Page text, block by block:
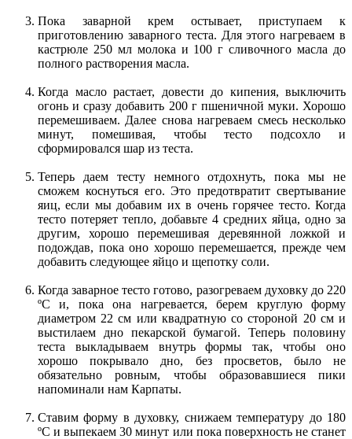
Пока заварной крем остывает, приступаем к
приготовлению заварного теста. Для этого нагреваем в
кастрюле 250 мл молока и 100 г сливочного масла до
полного растворения масла.
Когда масло растает, довести до кипения, выключить
огонь и сразу добавить 200 г пшеничной муки. Хорошо
перемешиваем. Далее снова нагреваем смесь несколько
минут, помешивая, чтобы тесто подсохло и
сформировался шар из теста.
Теперь даем тесту немного отдохнуть, пока мы не
сможем коснуться его. Это предотвратит свертывание
яиц, если мы добавим их в очень горячее тесто. Когда
тесто потеряет тепло, добавьте 4 средних яйца, одно за
другим, хорошо перемешивая деревянной ложкой и
подождав, пока оно хорошо перемешается, прежде чем
добавить следующее яйцо и щепотку соли.
Когда заварное тесто готово, разогреваем духовку до 220
ºC и, пока она нагревается, берем круглую форму
диаметром 22 см или квадратную со стороной 20 см и
выстилаем дно пекарской бумагой. Теперь половину
теста выкладываем внутрь формы так, чтобы оно
хорошо покрывало дно, без просветов, было не
обязательно ровным, чтобы образовавшиеся пики
напоминали нам Карпаты.
Ставим форму в духовку, снижаем температуру до 180
ºC и выпекаем 30 минут или пока поверхность не станет